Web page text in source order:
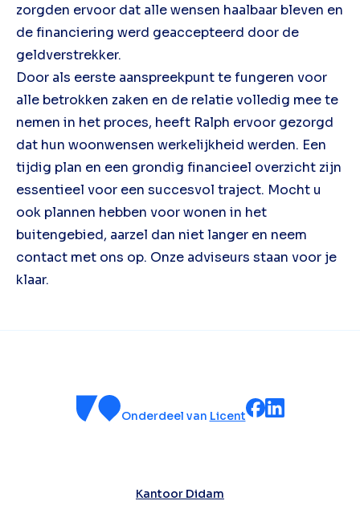
zorgden ervoor dat alle wensen haalbaar bleven en
de financiering werd geaccepteerd door de
geldverstrekker.
Door als eerste aanspreekpunt te fungeren voor
alle betrokken zaken en de relatie volledig mee te
nemen in het proces, heeft Ralph ervoor gezorgd
dat hun woonwensen werkelijkheid werden. Een
tijdig plan en een grondig financieel overzicht zijn
essentieel voor een succesvol traject. Mocht u
ook plannen hebben voor wonen in het
buitengebied, aarzel dan niet langer en neem
contact met ons op. Onze adviseurs staan voor je
klaar.
Onderdeel van Licent
Kantoor Didam